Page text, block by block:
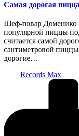
Самая дорогая
Шеф-повар Доменико
популярной пиццы
считается самой
сантиметровой
дорогие…
Records Max